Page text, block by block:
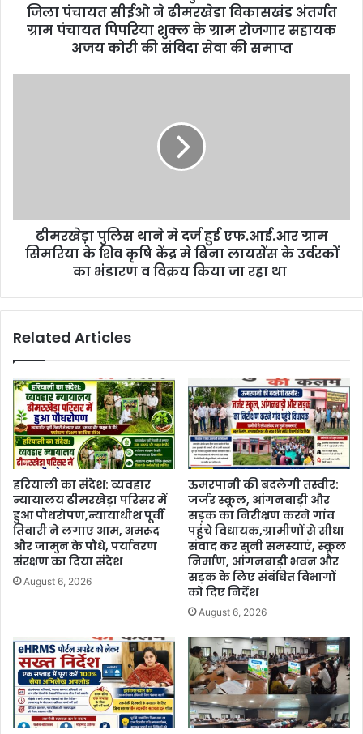
जिला पंचायत सीईओ ने ढीमरखेडा विकासखंड अंतर्गत
ग्राम पंचायत पिपरिया शुक्ल के ग्राम रोजगार सहायक
अजय कोरी की संविदा सेवा की समाप्त
ढीमरखेड़ा पुलिस थाने मे दर्ज हुई एफ.आई.आर ग्राम
सिमरिया के शिव कृषि केंद्र मे बिना लायसेंस के उर्वरकों
का भंडारण व विक्रय किया जा रहा था
Related Articles
हरियाली का संदेश: व्यवहार
न्यायालय ढीमरखेड़ा परिसर में
हुआ पौधरोपण,न्यायाधीश पूर्वी
तिवारी ने लगाए आम, अमरूद
और जामुन के पौधे, पर्यावरण
संरक्षण का दिया संदेश
August 6, 2026
ऊमरपानी की बदलेगी तस्वीर:
जर्जर स्कूल, आंगनबाड़ी और
सड़क का निरीक्षण करने गांव
पहुंचे विधायक,ग्रामीणों से सीधा
संवाद कर सुनी समस्याएं, स्कूल
निर्माण, आंगनबाड़ी भवन और
सड़क के लिए संबंधित विभागों
को दिए निर्देश
August 6, 2026